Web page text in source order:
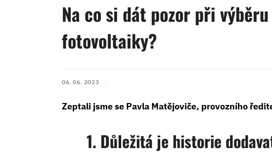
Na co si dát pozor při
fotovoltaiky?
06. 06. 2023
Zeptali jsme se Pavla Matějoviče, provozního
1. Důležitá je historie